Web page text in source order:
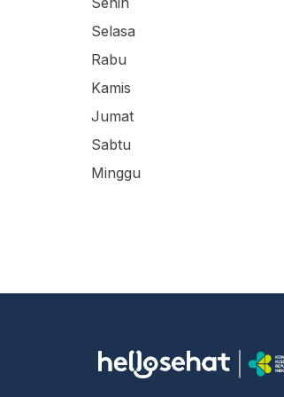
Selasa
Rabu
Kamis
Jumat
Sabtu
Minggu